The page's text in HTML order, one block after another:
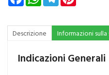
Descrizione Informazioni
Indicazioni Generali